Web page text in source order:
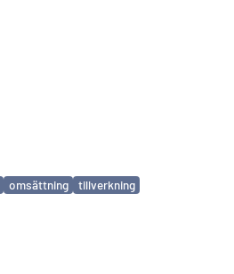
omsättning tillverkning